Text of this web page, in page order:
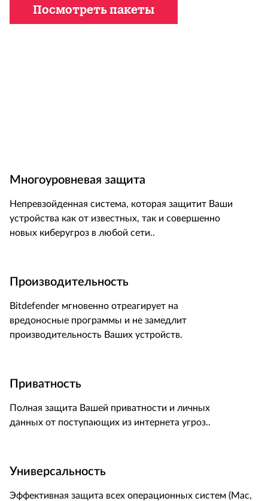
Посмотреть пакеты
Многоуровневая защита
Непревзойденная система, которая защитит Ваши
устройства как от известных, так и совершенно
новых киберугроз в любой сети..
Производительность
Bitdefender мгновенно отреагирует на
вредоносные программы и не замедлит
производительность Ваших устройств.
Приватность
Полная защита Вашей приватности и личных
данных от поступающих из интернета угроз..
Универсальность
Эффективная защита всех операционных систем (Mac,